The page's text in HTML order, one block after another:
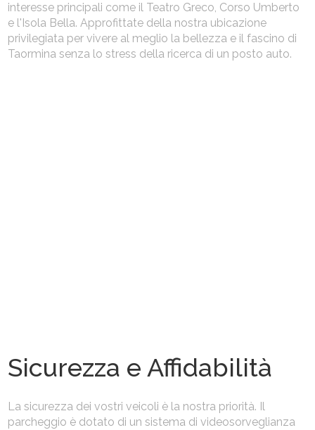
interesse principali come il Teatro Greco, Corso Umberto
e l'Isola Bella. Approfittate della nostra ubicazione
privilegiata per vivere al meglio la bellezza e il fascino di
Taormina senza lo stress della ricerca di un posto auto.
Sicurezza e Affidabilità
La sicurezza dei vostri veicoli è la nostra priorità. Il
parcheggio è dotato di un sistema di videosorveglianza